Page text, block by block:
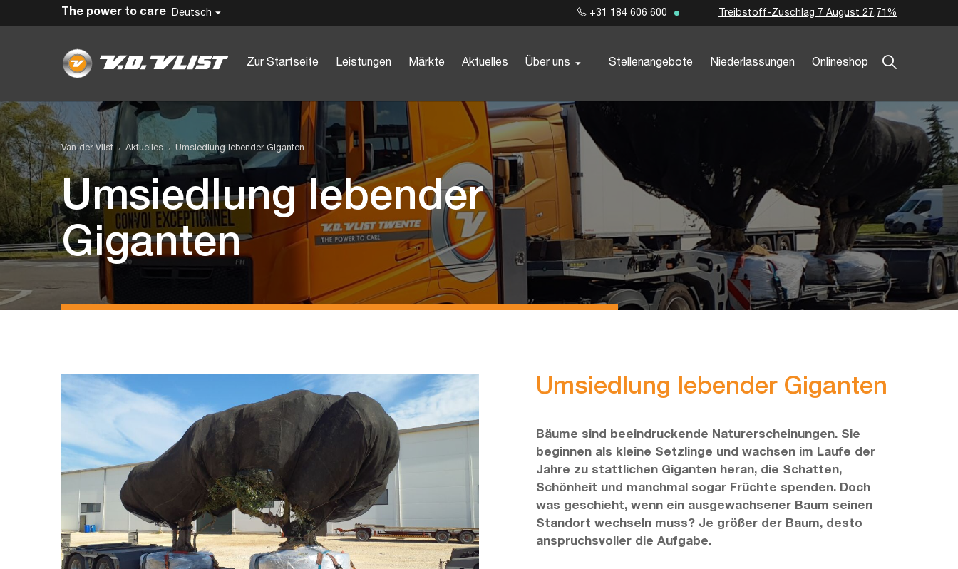
Deutsch
Zur Startseite Leistungen Märkte Aktuelles Über uns Stellenangebote Niederlassungen Onlineshop
The power to care +31 184 606 600 Treibstoff-Zuschlag 7 August 27,71%
Van der Vlist Aktuelles Umsiedlung lebender Giganten
Umsiedlung lebender
Giganten
Umsiedlung lebender Giganten
Bäume sind beeindruckende Naturerscheinungen. Sie
beginnen als kleine Setzlinge und wachsen im Laufe der
Jahre zu stattlichen Giganten heran, die Schatten,
Schönheit und manchmal sogar Früchte spenden. Doch
was geschieht, wenn ein ausgewachsener Baum seinen
Standort wechseln muss? Je größer der Baum, desto
anspruchsvoller die Aufgabe.